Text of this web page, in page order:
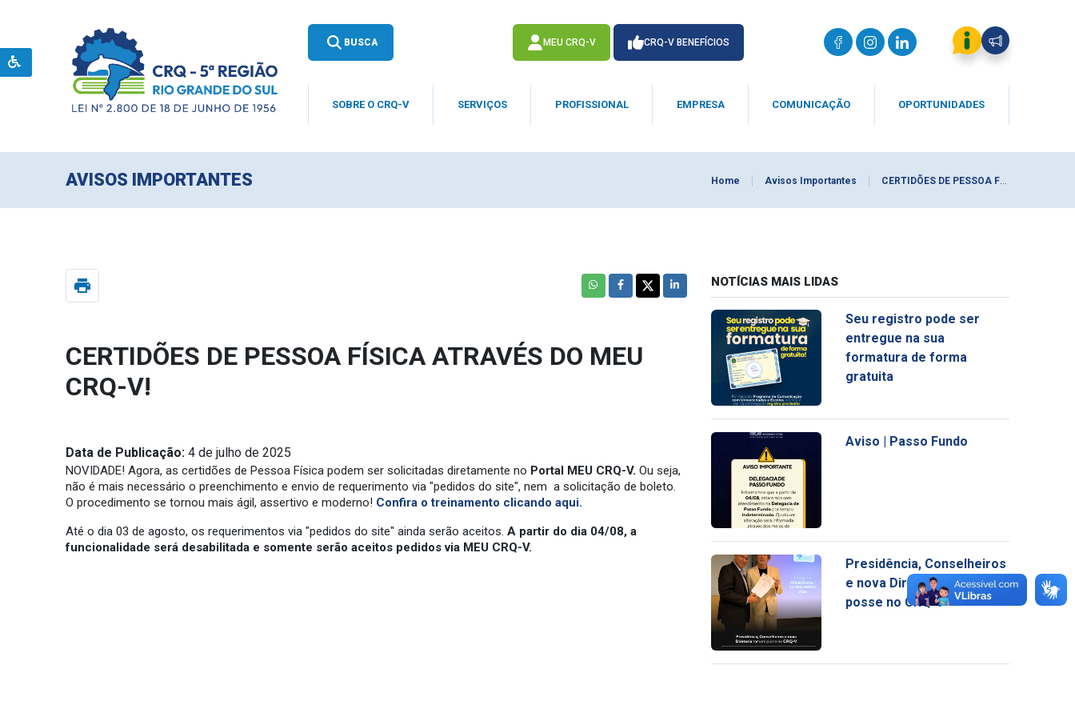
BUSCA MEU CRQ-V CRQ-V BENEFÍCIOS
SOBRE O CRQ-V SERVIÇOS PROFISSIONAL EMPRESA COMUNICAÇÃO OPORTUNIDADES
AVISOS IMPORTANTES Home Avisos Importantes CERTIDÕES DE PESSOA FÍSICA ATRAVÉS DO MEU CRQ-V!
print
CERTIDÕES DE PESSOA FÍSICA ATRAVÉS DO MEU
CRQ-V!
Data de Publicação: 4 de julho de 2025
NOVIDADE! Agora, as certidões de Pessoa Física podem ser solicitadas diretamente no Portal MEU CRQ-V.Ou seja,
não é mais necessário o preenchimento e envio de requerimento via "pedidos do site", nem a solicitação de boleto.
O procedimento se tornou mais ágil, assertivo e moderno! Confira o treinamento clicando aqui.
Até o dia 03 de agosto, os requerimentos via "pedidos do site" ainda serão aceitos.A partir do dia 04/08, a
funcionalidade será desabilitada e somente serão aceitos pedidos via MEU CRQ-V.
NOTÍCIAS MAIS LIDAS
Seu registro pode ser
entregue na sua
formatura de forma
gratuita
Aviso | Passo Fundo
Presidência, Conselheiros
e nova Diretoria tomam
posse no CRQ-V